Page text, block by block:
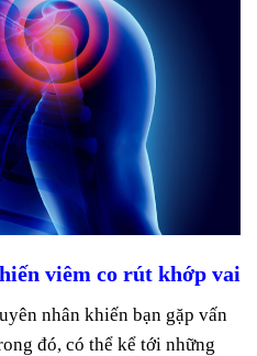
viêm co rút khớp vai
nhân khiến bạn gặp vấn
đó, có thể kể tới những